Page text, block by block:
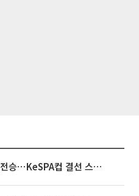
한화생명, 젠지에 2-1 역전승⋯KeSPA컵 결선 스테이지 2 직행